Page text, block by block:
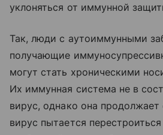
уклоняться от иммунной
Так, люди с аутоиммунными
получающие
могут стать хроническими
Их иммунная система не в
вирус, однако она продолжает
вирус пытается